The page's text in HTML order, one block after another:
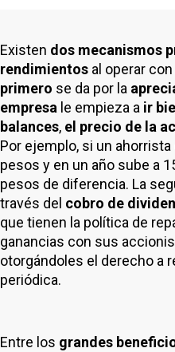
Existen dos mecanismos
rendimientos al operar
primero se da por la
empresa le empieza a ir
balances, el precio de la
Por ejemplo, si un
pesos y en un año sube a
pesos de diferencia. La
través del cobro de
que tienen la política de
ganancias con sus
otorgándoles el derecho a
periódica.
Entre los grandes